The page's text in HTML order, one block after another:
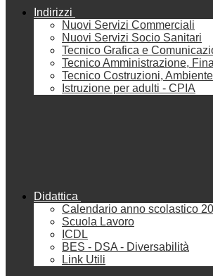
Indirizzi
Nuovi Servizi Commerciali
Nuovi Servizi Socio Sanitari
Tecnico Grafica e
Tecnico Amministrazione,
Tecnico Costruzioni,
Istruzione per adulti - CPIA
Didattica
Calendario anno scolastico
Scuola Lavoro
ICDL
BES - DSA - Diversabilità
Link Utili